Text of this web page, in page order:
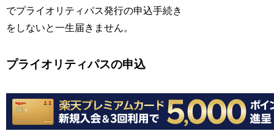
でプライオリティパス発行の申込手続き
をしないと一生届きません。
プライオリティパスの申込